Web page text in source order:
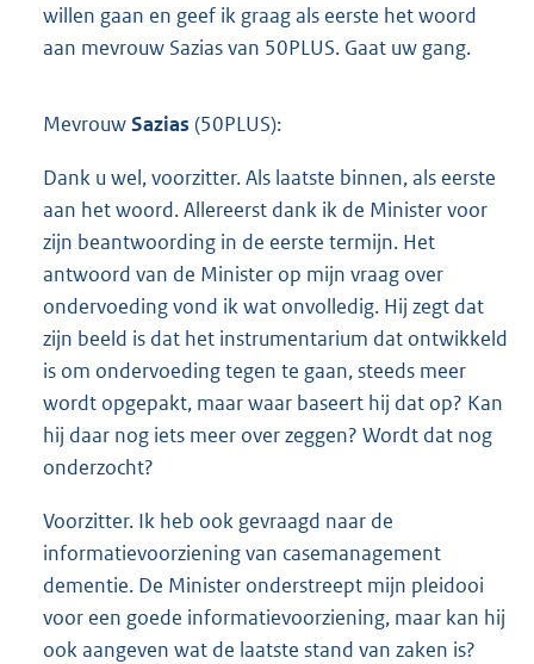
willen gaan en geef ik graag als eerste het woord
aan mevrouw Sazias van 50PLUS. Gaat uw gang.
MevrouwSazias (50PLUS):
Dank u wel, voorzitter. Als laatste binnen, als eerste
aan het woord. Allereerst dank ik de Minister voor
zijn beantwoording in de eerste termijn. Het
antwoord van de Minister op mijn vraag over
ondervoeding vond ik wat onvolledig. Hij zegt dat
zijn beeld is dat het instrumentarium dat ontwikkeld
is om ondervoeding tegen te gaan, steeds meer
wordt opgepakt, maar waar baseert hij dat op? Kan
hij daar nog iets meer over zeggen? Wordt dat nog
onderzocht?
Voorzitter. Ik heb ook gevraagd naar de
informatievoorziening van casemanagement
dementie. De Minister onderstreept mijn pleidooi
voor een goede informatievoorziening, maar kan hij
ook aangeven wat de laatste stand van zaken is?